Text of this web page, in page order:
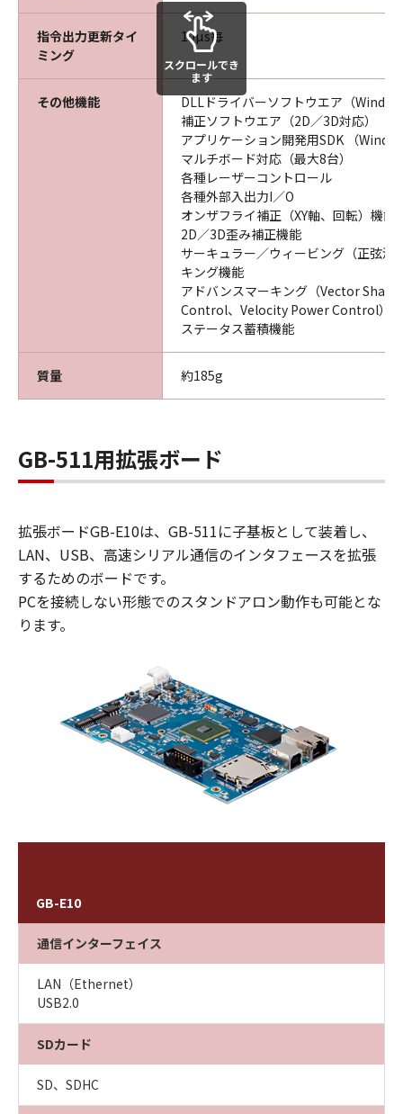
指令出力更新タイ
ミング
10µs毎
その他機能
DLLドライバーソフトウエア（
補正ソフトウエア（2D／3D対応）
アプリケーション開発用SDK （
マルチボード対応（最大8台）
各種レーザーコントロール
各種外部入出力I／O
オンザフライ補正（XY軸、回転）機能
2D／3D歪み補正機能
サーキュラー／ウィービング（正弦波
キング機能
アドバンスマーキング（Vector
Control、Velocity Power Control）
ステータス蓄積機能
質量 約185g
スクロールでき
ます
GB-511用拡張ボード
拡張ボードGB-E10は、GB-511に子基板として装着し、
LAN、USB、高速シリアル通信のインタフェースを拡張
するためのボードです。
​PCを接続しない形態でのスタンドアロン動作も可能とな
ります。
GB-E10
通信インターフェイス
LAN（Ethernet）
USB2.0
SDカード
SD、SDHC